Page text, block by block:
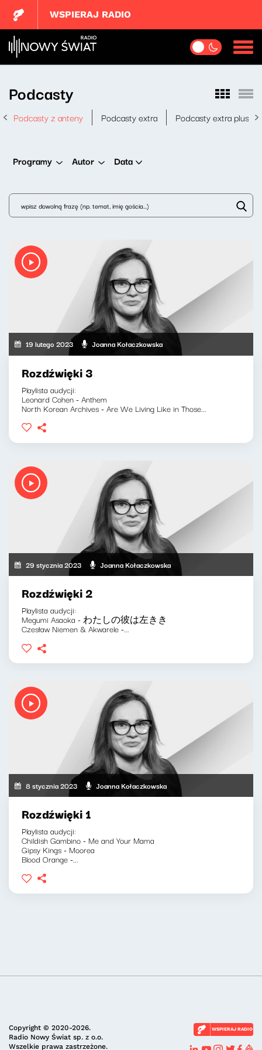
WSPIERAJ RADIO
Podcasty
Podcasty z anteny Podcasty extra Podcasty extra plus
Programy Autor Data
19 lutego 2023 Joanna Kołaczkowska
Rozdźwięki 3
Playlista audycji:
Leonard Cohen - Anthem
North Korean Archives - Are We Living Like in Those...
29 stycznia 2023 Joanna Kołaczkowska
Rozdźwięki 2
Playlista audycji:
Megumi Asaoka - わたしの彼は左きき
Czesław Niemen & Akwarele -...
8 stycznia 2023 Joanna Kołaczkowska
Rozdźwięki 1
Playlista audycji:
Childish Gambino - Me and Your Mama
Gipsy Kings - Moorea
Blood Orange -...
Copyright © 2020-2026.
Radio Nowy Świat sp. z o.o.
Wszelkie prawa zastrzeżone.
WSPIERAJ RADIO